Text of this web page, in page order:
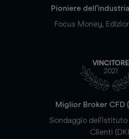
Pioniere
Focus Money,
VINCITORE
2021
Miglior Broker CFD
Sondaggio dell'Istituto
Clienti